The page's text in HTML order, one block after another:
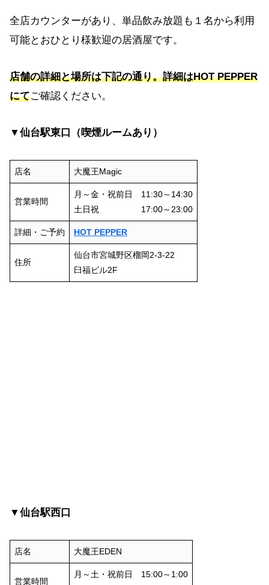
全店カウンターがあり、単品飲み放題も１名から利用
可能とおひとり様歓迎の居酒屋です。
店舗の詳細と場所は下記の通り。詳細はHOT PEPPER
にてご確認ください。
▼仙台駅東口（喫煙ルームあり）
店名 大魔王Magic
営業時間
月～金・祝前日 11:30～14:30
土日祝 17:00～23:00
詳細・ご予約 HOT PEPPER
住所
仙台市宮城野区榴岡2-3-22
臼福ビル2F
▼仙台駅西口
店名 大魔王EDEN
営業時間
月～土・祝前日 15:00～1:00